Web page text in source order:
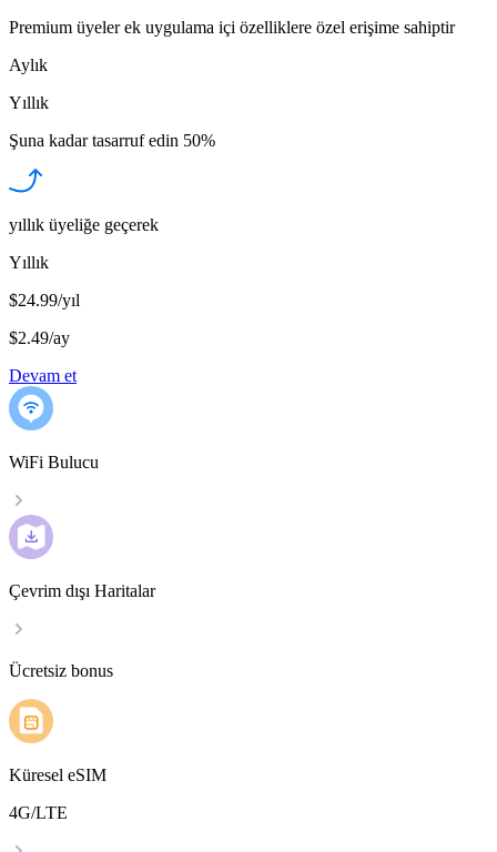
Premium üyeler ek uygulama içi özelliklere özel erişime sahiptir
Aylık
Yıllık
Şuna kadar tasarruf edin 50%
yıllık üyeliğe geçerek
Yıllık
$24.99/yıl
$2.49/ay
Devam et
WiFi Bulucu
Çevrim dışı Haritalar
Ücretsiz bonus
Küresel eSIM
4G/LTE